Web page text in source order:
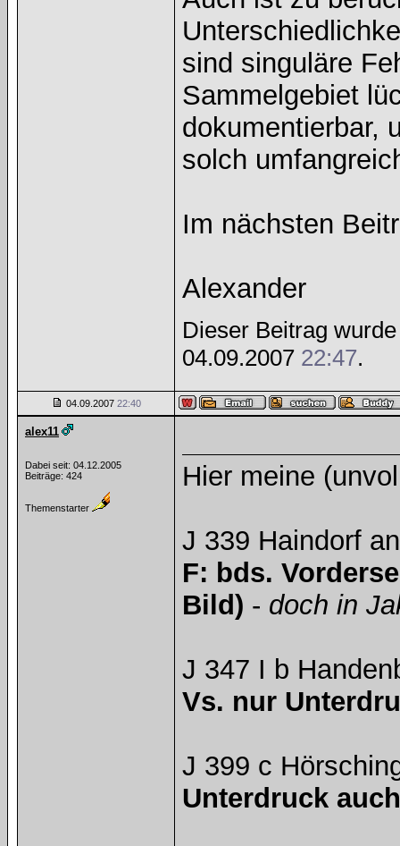
sind singuläre
Sammelgebiet
dokumentierbar,
solch
Im nächsten
Alexander
Dieser Beitrag
04.09.2007 22:47.
04.09.2007 22:40
alex11
Dabei seit: 04.12.2005
Beiträge: 424
Themenstarter
Hier meine
J 339 Haindorf
F: bds.
Bild) - doch in
J 347 I b
Vs. nur
J 399 c
Unterdruck